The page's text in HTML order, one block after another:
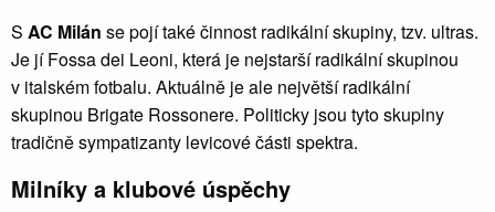
S AC Milán se pojí také činnost radikální skupiny, tzv. ultras.
Je jí Fossa dei Leoni, která je nejstarší radikální skupinou
v italském fotbalu. Aktuálně je ale největší radikální
skupinou Brigate Rossonere. Politicky jsou tyto skupiny
tradičně sympatizanty levicové části spektra.
Milníky a klubové úspěchy